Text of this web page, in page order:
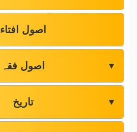
اصول افتاء
اصول فقہ ▼
تاریخ ▼